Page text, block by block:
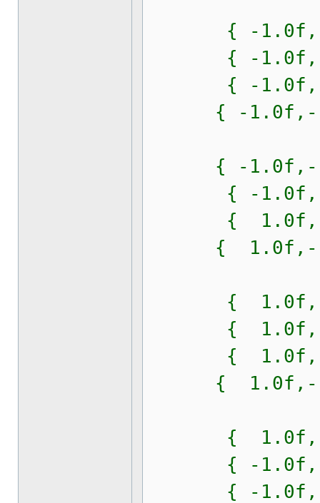
{ -1.0f,-
{ -1.0f,
{ -1.0f,
{ -1.0f,-
{ -1.0f,-
{ -1.0f,
{ 1.0f,
{ 1.0f,-
{ 1.0f,-
{ 1.0f,
{ 1.0f,
{ 1.0f,-
{ 1.0f,-
{ -1.0f,-
{ -1.0f,-